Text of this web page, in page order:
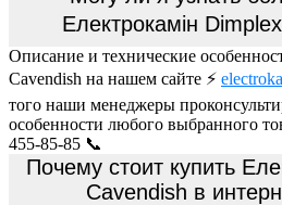
Електрокамін
Описание и технические
Cavendish на нашем сайте ⚡
того наши менеджеры
особенности любого выбранного
455-85-85 📞
Почему стоит купить
Cavendish в